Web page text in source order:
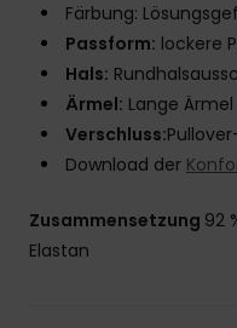
Färbung:
Passform: lockere
Hals:
Ärmel: Lange Ärmel
Verschluss:
Download der
Zusammensetzung 92
Elastan